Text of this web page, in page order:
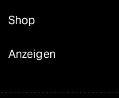
Shop
Anzeigen